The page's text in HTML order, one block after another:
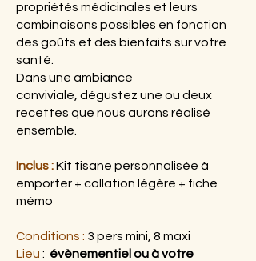
propriétés médicinales et leurs
combinaisons possibles en fonction
des goûts et des bienfaits sur votre
santé.
​Dans une ambiance
conviviale, dégustez une ou deux
recettes que nous aurons réalisé
ensemble.
Inclus:Kit tisane personnalisée à
emporter + collation légère + fiche
mémo
Conditions : 3 pers mini, 8 maxi
Lieu : évènementiel ou à votre